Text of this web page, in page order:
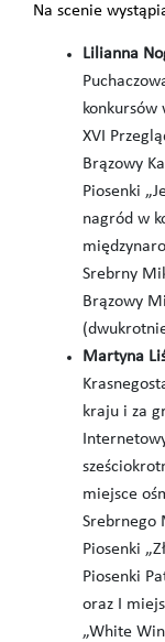
Na scenie
Lilianna
konkursów
XVI
Brązowy
Piosenki
nagród w
Srebrny
Brązowy
Martyna
kraju i za
miejsce
Srebrnego
Piosenki
Piosenki
oraz I
„White